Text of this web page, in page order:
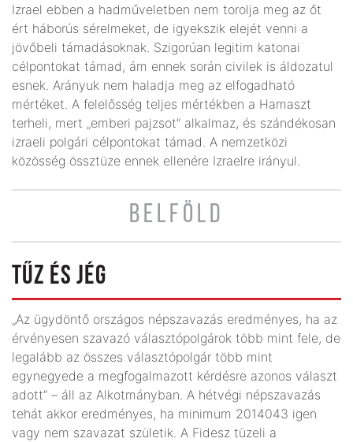
Izrael ebben a hadműveletben nem torolja meg az őt
ért háborús sérelmeket, de igyekszik elejét venni a
jövőbeli támadásoknak. Szigorúan legitim katonai
célpontokat támad, ám ennek során civilek is áldozatul
esnek. Arányuk nem haladja meg az elfogadható
mértéket. A felelősség teljes mértékben a Hamaszt
terheli, mert „emberi pajzsot” alkalmaz, és szándékosan
izraeli polgári célpontokat támad. A nemzetközi
közösség össztüze ennek ellenére Izraelre irányul.
BELFÖLD
TŰZ ÉS JÉG
„Az ügydöntő országos népszavazás eredményes, ha az
érvényesen szavazó választópolgárok több mint fele, de
legalább az összes választópolgár több mint
egynegyede a megfogalmazott kérdésre azonos választ
adott” – áll az Alkotmányban. A hétvégi népszavazás
tehát akkor eredményes, ha minimum 2014043 igen
vagy nem szavazat születik. A Fidesz tüzeli a